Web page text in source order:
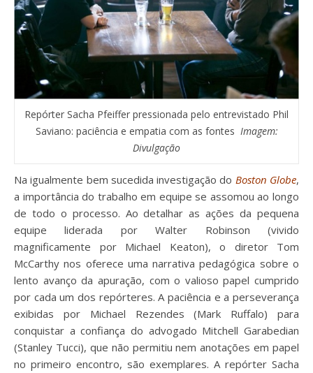
Repórter Sacha Pfeiffer pressionada pelo entrevistado Phil
Saviano: paciência e empatia com as fontes Imagem:
Divulgação
Na igualmente bem sucedida investigação do Boston Globe,
a importância do trabalho em equipe se assomou ao longo
de todo o processo. Ao detalhar as ações da pequena
equipe liderada por Walter Robinson (vivido
magnificamente por Michael Keaton), o diretor Tom
McCarthy nos oferece uma narrativa pedagógica sobre o
lento avanço da apuração, com o valioso papel cumprido
por cada um dos repórteres. A paciência e a perseverança
exibidas por Michael Rezendes (Mark Ruffalo) para
conquistar a confiança do advogado Mitchell Garabedian
(Stanley Tucci), que não permitiu nem anotações em papel
no primeiro encontro, são exemplares. A repórter Sacha